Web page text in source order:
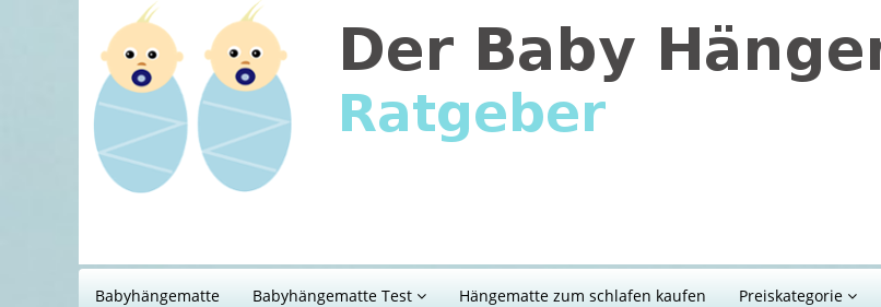
Babyhängematte Babyhängematte Test Hängematte zum schlafen kaufen Preiskategorie